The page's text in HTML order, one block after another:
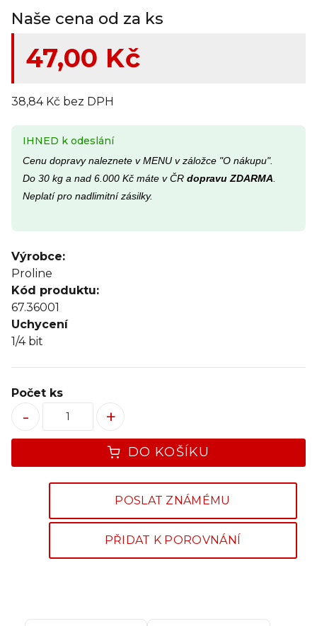
Naše cena od za ks
47,00 Kč
38,84 Kč bez DPH
IHNED k odeslání
Cenu dopravy naleznete v MENU v záložce "O nákupu".
Do 30 kg a nad 6.000 Kč máte v ČR dopravu ZDARMA
Neplatí pro nadlimitní zásilky.
Výrobce:
Proline
Kód produktu:
67.36001
Uchycení
1/4 bit
DO KOŠÍKU
Počet ks
+
-
POSLAT ZNÁMÉMU
PŘIDAT K POROVNÁNÍ